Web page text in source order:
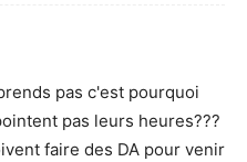
pas c'est pourquoi
pas leurs heures???
faire des DA pour venir